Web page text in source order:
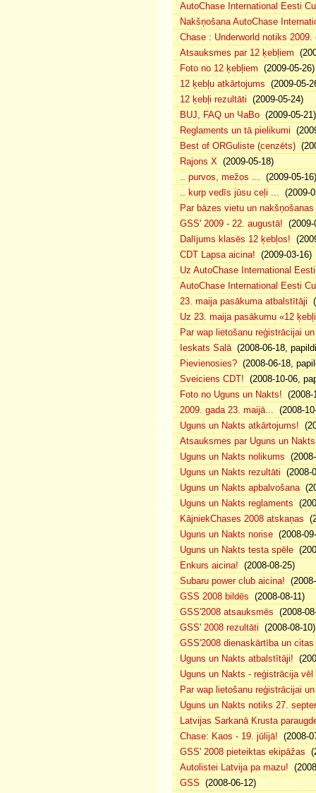
AutoChase International Eesti
Nakšņošana AutoChase
Chase : Underworld notiks 2009.
Atsauksmes par 12 ķebļiem
Foto no 12 ķebļiem (2009-05-26)
12 ķebļu atkārtojums (2009-05-
12 ķebļi rezultāti (2009-05-24)
BUJ, FAQ un ЧаВо (2009-05-21)
Reglaments un tā pielikumi
Best of ORGuliste (cenzēts)
Rajons X (2009-05-18)
.. purvos, mežos ... (2009-05-16)
.. kurp vedīs jūsu ceļi ... (2009-
Par bāzes vietu un
GSS' 2009 - 22. augustā! (2009-
Dalījums klasēs 12 ķebļos!
CDT Lapsa aicina! (2009-03-16)
Uz AutoChase International
AutoChase International Eesti
23. maija pasākuma atbalstītāji
Uz 23. maija pasākumu «12
Par wap lietošanu reģistrācijai
Ieskats Salā(2008-06-18,
Pievienosies? (2008-06-18,
Sveiciens CDT! (2008-10-06,
Foto no Uguns un Nakts! (2008-
2009. gada 23. maijā... (2008-
Uguns un Nakts atkārtojums!
Atsauksmes par Uguns un Nakts
Uguns un Nakts nolikums
Uguns un Nakts rezultāti (2008-
Uguns un Nakts apbalvošana
Uguns un Nakts reglaments
KājniekChases 2008 atskaņas
Uguns un Nakts norise (2008-
Uguns un Nakts testa spēle
Enkurs aicina! (2008-08-25)
Subaru power club aicina!
GSS 2008 bildēs (2008-08-11)
GSS'2008 atsauksmēs (2008-
GSS' 2008 rezultāti (2008-08-10)
GSS'2008 dienaskārtība un
Uguns un Nakts atbalstītāji!
Uguns un Nakts - reģistrācija
Par wap lietošanu reģistrācijai
Uguns un Nakts notiks 27.
Latvijas Sarkanā Krusta
Chase: Kaos - 19. jūlijā! (2008-
GSS' 2008 pieteiktas ekipāžas
Autolistei Latvija pa mazu!
GSS (2008-06-12)